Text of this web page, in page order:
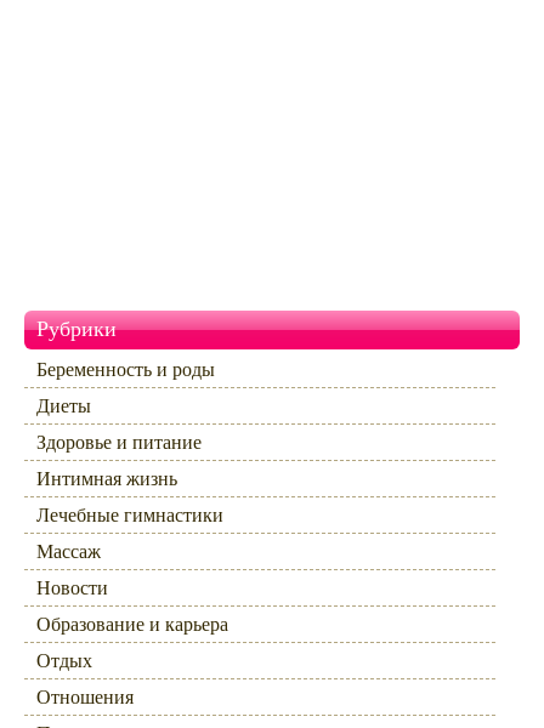
Рубрики
Беременность и роды
Диеты
Здоровье и питание
Интимная жизнь
Лечебные гимнастики
Массаж
Новости
Образование и карьера
Отдых
Отношения